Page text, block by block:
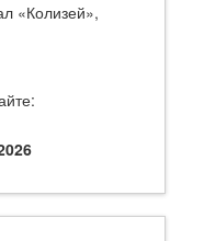
«Колизей»,